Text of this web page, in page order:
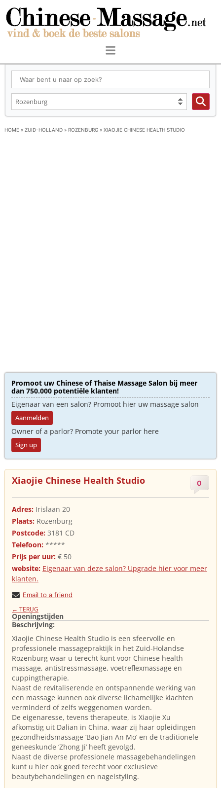
HOME » ZUID-HOLLAND » ROZENBURG » XIAOJIE CHINESE HEALTH STUDIO
Promoot uw Chinese of Thaise Massage Salon bij meer
dan 750.000 potentiële klanten!
Eigenaar van een salon? Promoot hier uw massage salon
Aanmelden
Owner of a parlor? Promote your parlor here
Sign up
Xiaojie Chinese Health Studio 0
Adres: Irislaan 20
Plaats: Rozenburg
Postcode: 3181 CD
Telefoon: *****
Prijs per uur: € 50
website: Eigenaar van deze salon? Upgrade hier voor meer
klanten.
Email to a friend
← TERUG
Openingstijden
Beschrijving:
Xiaojie Chinese Health Studio is een sfeervolle en
professionele massagepraktijk in het Zuid-Holandse
Rozenburg waar u terecht kunt voor Chinese health
massage, antistressmassage, voetreflexmassage en
cuppingtherapie.
Naast de revitaliserende en ontspannende werking van
een massage kunnen ook diverse lichamelijke klachten
verminderd of zelfs weggenomen worden.
De eigenaresse, tevens therapeute, is Xiaojie Xu
afkomstig uit Dalian in China, waar zij haar opleidingen
gezondheidsmassage ‘Bao Jian An Mo’ en de traditionele
geneeskunde ‘Zhong Ji’ heeft gevolgd.
Naast de diverse professionele massagebehandelingen
kunt u hier ook goed terecht voor exclusieve
beautybehandelingen en nagelstyling.